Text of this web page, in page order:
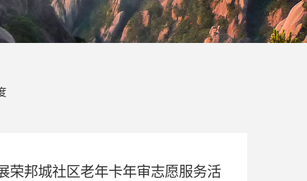
邦城社区老年卡年审志愿服务活